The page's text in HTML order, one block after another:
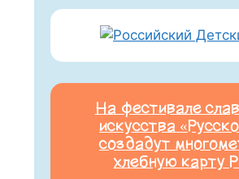
На фестивале
искусства
создадут
хлебную карту